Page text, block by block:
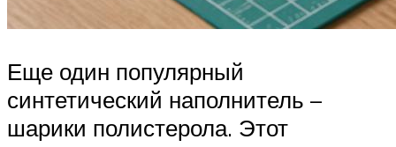
Еще один популярный
синтетический наполнитель –
шарики полистерола. Этот